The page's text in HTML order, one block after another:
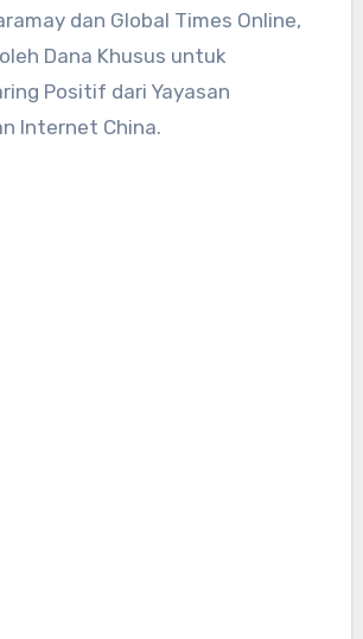
dan Global Times Online,
Dana Khusus untuk
Positif dari Yayasan
Internet China.